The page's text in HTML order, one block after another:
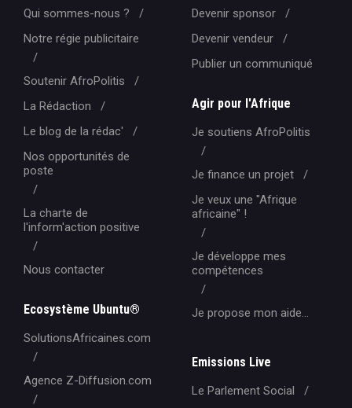
Qui sommes-nous ?
Notre régie publicitaire
Soutenir AfroPolitis
La Rédaction
Le blog de la rédac'
Nos opportunités de
poste
La charte de
l'inform'action positive
Nous contacter
Ecosystème Ubuntu®
SolutionsAfricaines.com
Agence Z-Diffusion.com
Devenir sponsor
Devenir vendeur
Publier un communiqué
Agir pour l'Afrique
Je soutiens AfroPolitis
Je finance un projet
Je veux une "Afrique
africaine" !
Je développe mes
compétences
Je propose mon aide...
Emissions Live
Le Parlement Social